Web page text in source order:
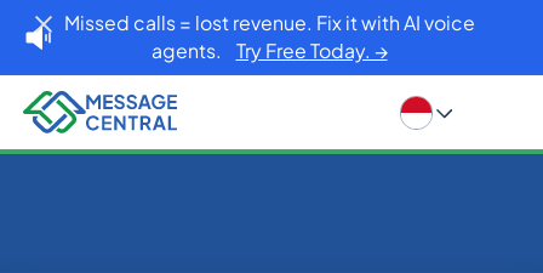
Missed calls = lost revenue. Fix it with AI voice
agents. Try Free Today. →